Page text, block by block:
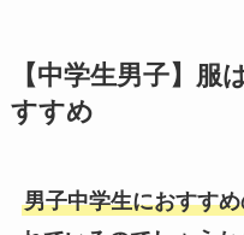
【中学生男子】服
すすめ
男子中学生におすす